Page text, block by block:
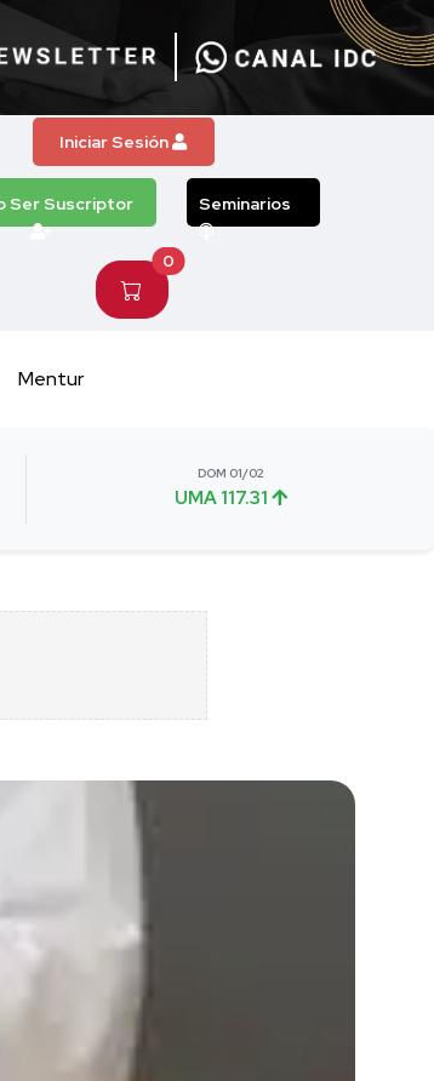
Iniciar Sesión
Ser Suscriptor Seminarios
0
Mentur
DOM 01/02
UMA 117.31